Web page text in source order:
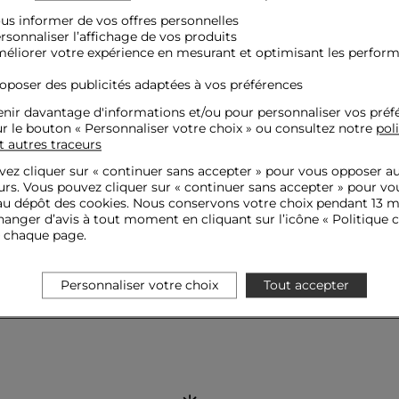
une finition impeccable pour vos looks professionnels.
soutien-gorge bien ajusté et des dessous invisibles garantiront une silhouette
pour investir dans des pièces de qualité qui enrichiront votre garde-robe. Profitez
Inscrivez-vous à notre newsletter et recevez nos offres privilèges
Votre e-mail
informer de vos offres personnelles
l’affichage de vos produits
votre expérience en mesurant et optimisant les
des publicités adaptées à vos préférences
davantage d'informations et/ou pour personnaliser vos
le bouton « Personnaliser votre choix » ou consultez notre
autres traceurs
cliquer sur « continuer sans accepter » pour vous opposer
Vous pouvez cliquer sur « continuer sans accepter » pour
dépôt des cookies. Nous conservons votre choix pendant 13
d’avis à tout moment en cliquant sur l’icône « Politique
chaque page.
Personnaliser votre choix Tout accepter